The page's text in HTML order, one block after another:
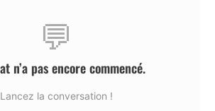
💬
n’a pas encore commencé.
Lancez la conversation !